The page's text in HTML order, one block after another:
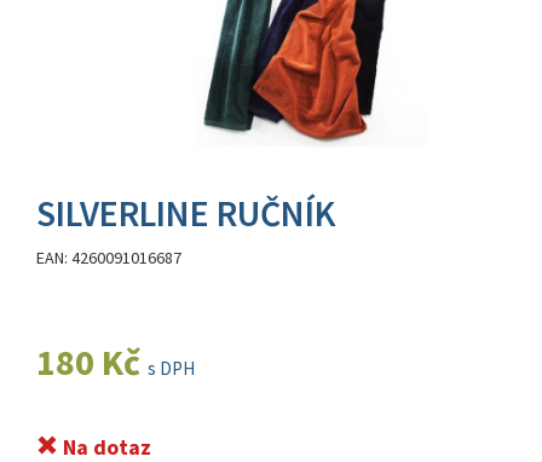
SILVERLINE RUČNÍK
EAN: 4260091016687
180 Kč s DPH
Na dotaz